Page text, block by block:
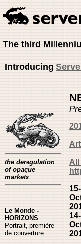
The third
Introducing
the deregulation
of opaque
markets
Le Monde -
HORIZONS
Portrait, première
de couverture
All
15-
14-